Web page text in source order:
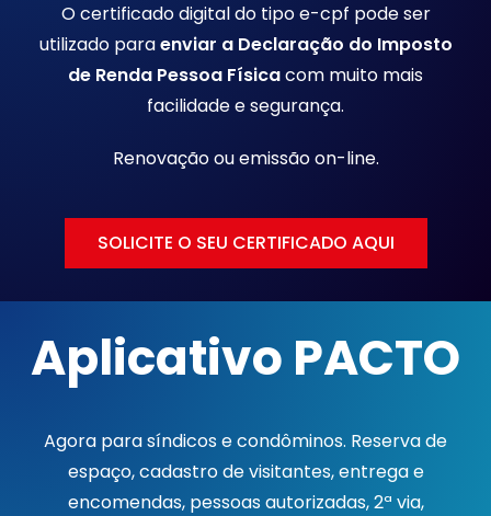
O certificado digital do tipo e-cpf pode ser
utilizado paraenviar a Declaração do Imposto
de Renda Pessoa Físicacom muito mais
facilidade e segurança.
Renovação ou emissãoon-line.
SOLICITE O SEU CERTIFICADO AQUI
Aplicativo PACTO
Agora para síndicos e condôminos. Reserva de
espaço, cadastro de visitantes, entrega e
encomendas, pessoas autorizadas, 2ª via,